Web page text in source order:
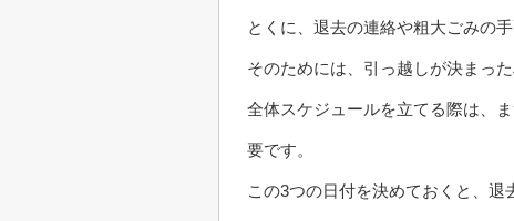
とくに、退去の連絡や粗大ごみの
そのためには、引っ越しが決まっ
全体スケジュールを立てる際は、
要です。
この3つの日付を決めておくと、退